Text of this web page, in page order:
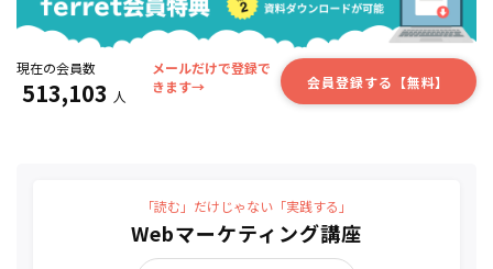
現在の会員数
513,103 人
メールだけで登録で
きます→
会員登録する【無料】
「読む」だけじゃない「実践する」
Webマーケティング講座